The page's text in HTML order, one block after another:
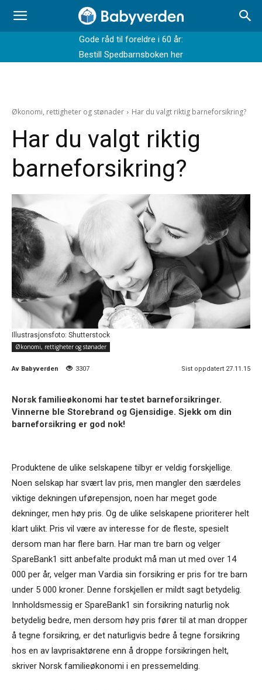
Gode råd til foreldre i 60 år:
Bestill Spedbarnsboken her
Økonomi, rettigheter og stønader Har du valgt riktig barneforsikring?
Har du valgt riktig
barneforsikring?
Illustrasjonsfoto: Shutterstock
Økonomi, rettigheter og stønader
Av Babyverden 3307 Sist oppdatert 27.11.15
Norsk familieøkonomi har testet barneforsikringer.
Vinnerne ble Storebrand og Gjensidige. Sjekk om din
barneforsikring er god nok!
Produktene de ulike selskapene tilbyr er veldig forskjellige.
Noen selskap har svært lav pris, men mangler den særdeles
viktige dekningen uførepensjon, noen har meget gode
dekninger, men høy pris. Og de ulike selskapene prioriterer helt
klart ulikt. Pris vil være av interesse for de fleste, spesielt
dersom man har flere barn. Har man tre barn og velger
SpareBank1 sitt anbefalte produkt må man ut med over 14
000 per år, velger man Vardia sin forsikring er pris for tre barn
under 5 000 kroner. Denne forskjellen er mildt sagt betydelig.
Innholdsmessig er SpareBank1 sin forsikring naturlig nok
betydelig bedre, men dersom høy pris fører til at man dropper
å tegne forsikring, er det naturligvis bedre å tegne forsikring
hos en av lavprisaktørene enn å droppe forsikringen helt,
skriver Norsk familieøkonomi i en pressemelding.